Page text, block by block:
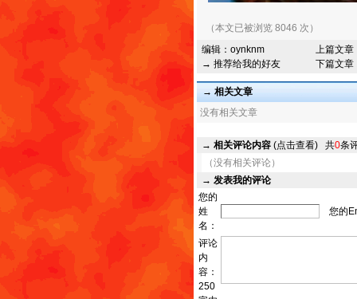
（本文已被浏览 8046 次）
编辑： oynknm
→ 推荐给我的好友
上篇文章
下篇文章
→ 相关文章
没有相关文章
→ 相关评论内容 (点击查看) 共0条
（没有相关评论）
→ 发表我的评论
您的
姓
名：
您的
评论
内
容：
250